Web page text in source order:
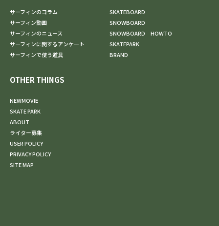
サーフィンのコラム
サーフィン動画
サーフィンのニュース
サーフィンに関するアンケート
サーフィンで使う道具
SKATEBOARD
SNOWBOARD
SNOWBOARD HOWTO
SKATEPARK
BRAND
OTHER THINGS
NEWMOVIE
SKATE PARK
ABOUT
ライター募集
USER POLICY
PRIVACY POLICY
SITE MAP